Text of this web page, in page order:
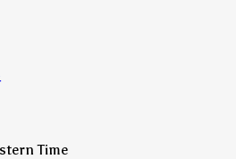
Time